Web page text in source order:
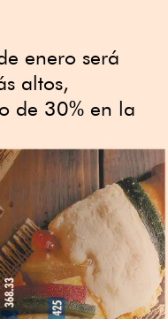
enero será
altos,
de 30% en la